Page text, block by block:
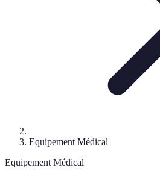
Equipement Médical
Equipement Médical